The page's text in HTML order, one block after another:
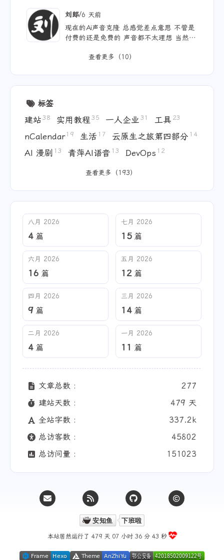
可以薅免费额度的API 还有DeepSeek的低
价API 太爽啦
刘郎/6 天前
现在的Ai声音克隆 总感觉差点意思 不管是
付费的还是免费的 声音都不太理想 当然
查看更多（10）
标签
建站 38 实用教程 35 一人企业 31 工具 23
nCalendar 19 生活 17 云原生之旅第四部分 14
AI 漫剧 13 青萍AI语音 13 DevOps 12
查看更多（193）
八月 2026
4 篇
七月 2026
15 篇
六月 2026
16 篇
五月 2026
12 篇
四月 2026
9 篇
三月 2026
14 篇
二月 2026
4 篇
一月 2026
11 篇
文章总数 :
277
建站天数 :
479 天
全站字数 :
337.2k
总访客数 :
45802
总访问量 :
151023
本站居然运行了 479 天 07 小时 36 分 44 秒